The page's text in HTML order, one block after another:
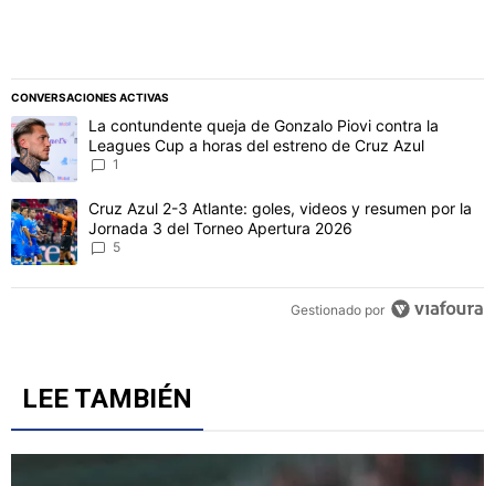
CONVERSACIONES ACTIVAS
Este listado muestra los artículos con más comentarios en los
Un artículo de tendencia con el título "La contundente queja de
La contundente queja de Gonzalo Piovi contra la
Leagues Cup a horas del estreno de Cruz Azul
1
Un artículo de tendencia con el título "Cruz Azul 2-3 Atlante:
Cruz Azul 2-3 Atlante: goles, videos y resumen por la
Jornada 3 del Torneo Apertura 2026
5
Gestionado por
LEE TAMBIÉN